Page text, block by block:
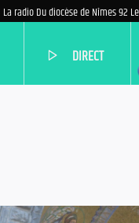
La radio Du diocèse de Nîmes 92
DIRECT
ACCUEIL
QUI SOMMES-